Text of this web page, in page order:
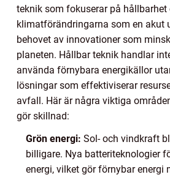
teknik som fokuserar på hållbarhet
klimatförändringarna som en akut
behovet av innovationer som
planeten. Hållbar teknik handlar
använda förnybara energikällor
lösningar som effektiviserar
avfall. Här är några viktiga
gör skillnad:
Grön energi: Sol- och vindkraft
billigare. Nya batteriteknologier
energi, vilket gör förnybar energi